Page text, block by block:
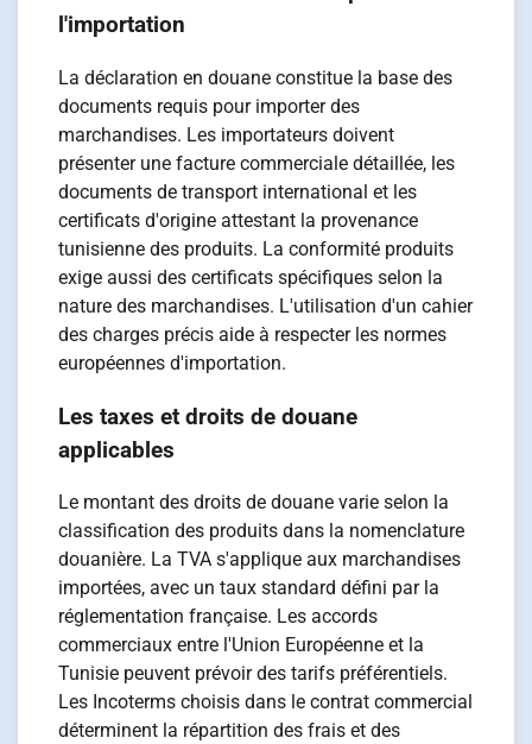
l'importation
La déclaration en douane constitue la base des
documents requis pour importer des
marchandises. Les importateurs doivent
présenter une facture commerciale détaillée, les
documents de transport international et les
certificats d'origine attestant la provenance
tunisienne des produits. La conformité produits
exige aussi des certificats spécifiques selon la
nature des marchandises. L'utilisation d'un cahier
des charges précis aide à respecter les normes
européennes d'importation.
Les taxes et droits de douane
applicables
Le montant des droits de douane varie selon la
classification des produits dans la nomenclature
douanière. La TVA s'applique aux marchandises
importées, avec un taux standard défini par la
réglementation française. Les accords
commerciaux entre l'Union Européenne et la
Tunisie peuvent prévoir des tarifs préférentiels.
Les Incoterms choisis dans le contrat commercial
déterminent la répartition des frais et des